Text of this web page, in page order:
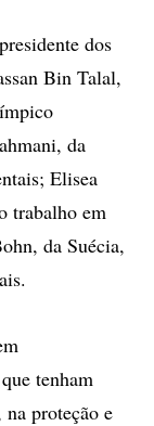
dos
Bin Talal,
da
Elisea
trabalho em
da Suécia,
tenham
proteção e